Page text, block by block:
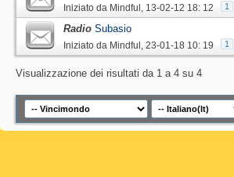
Iniziato da Mindful ‎, 13-02-12 18: 12 1
Radio Subasio
Iniziato da Mindful ‎, 23-01-18 10: 19 1
Visualizzazione dei risultati da 1 a 4 su 4